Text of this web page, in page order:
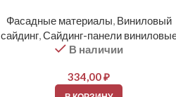
Фасадные материалы, Виниловый
сайдинг,Сайдинг-панели
В наличии
334,00₽